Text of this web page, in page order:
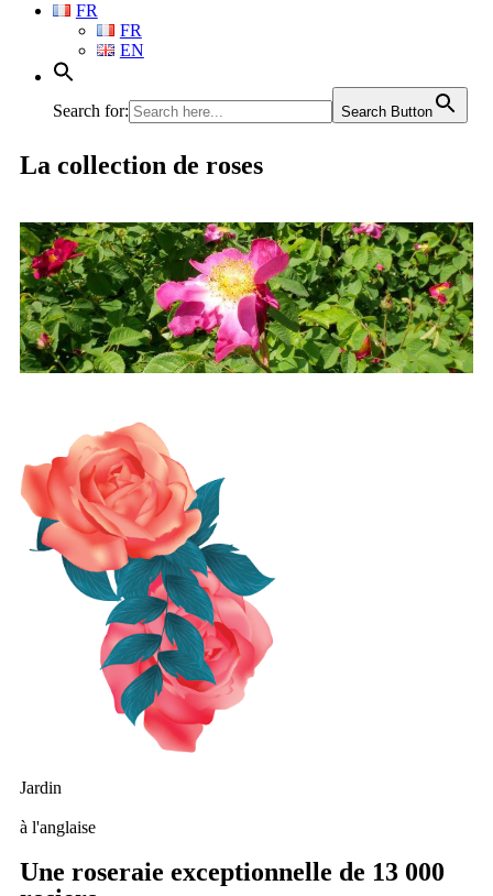
FR
FR
EN
Search for: Search Button
La collection de roses
Jardin
à l'anglaise
Une roseraie exceptionnelle de 13 000